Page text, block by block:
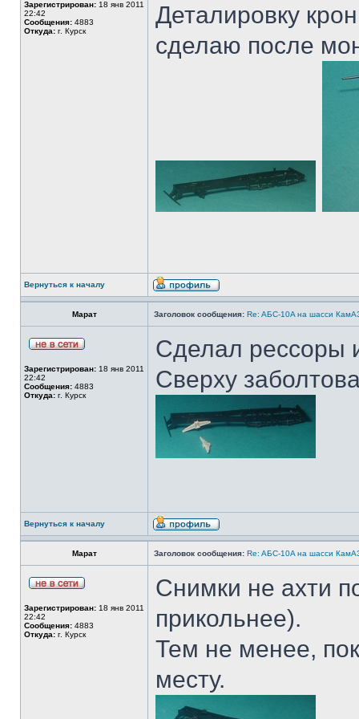
Зарегистрирован: 18 янв 2011
22:42
Сообщения: 4883
Откуда: г. Курск
Деталировку
сделаю после
Вернуться к началу
Марат Заголовок сообщения: Re: AБС-10A на шасси
Зарегистрирован: 18 янв 2011
22:42
Сообщения: 4883
Откуда: г. Курск
Сделал рессоры
Сверху
Вернуться к началу
Марат Заголовок сообщения: Re: AБС-10A на шасси
Зарегистрирован: 18 янв 2011
22:42
Сообщения: 4883
Откуда: г. Курск
Снимки не ахти
прикольнее).
Тем не менее,
месту.